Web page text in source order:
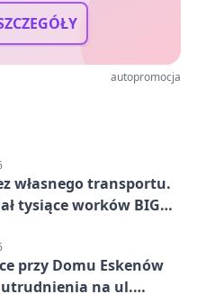
autopromocja
własnego transportu.
tysiące worków BIG
przy Domu Eskenów
na ul.